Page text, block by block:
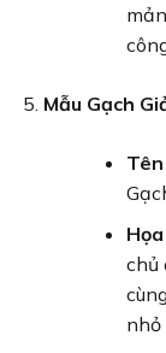
Mẫu Gạch
chủ
nhỏ